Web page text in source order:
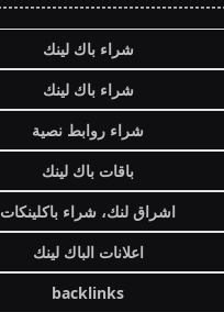
شراء باك لينك
شراء باك لينك
شراء روابط نصية
باقات باك لينك
اشراق لنك، شراء باكلينكات
اعلانات الباك لينك
backlinks